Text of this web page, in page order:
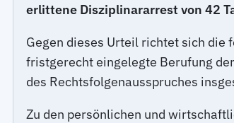
erlittene Disziplinararrest von 42
Gegen dieses Urteil richtet sich die
fristgerecht eingelegte Berufung
des Rechtsfolgenausspruches
Zu den persönlichen und